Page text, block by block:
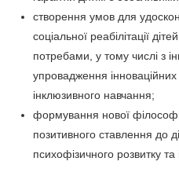
створення умов для
соціальної реабілітації
потребами, у тому числі з
упровадження інноваційних
інклюзивного навчання;
формування нової
позитивного ставлення до
психофізичного розвитку та